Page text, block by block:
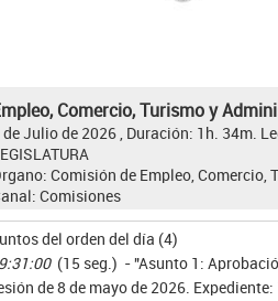
Comercio, Turismo y
de Julio de 2026 , Duración: 1h. 34m.
Comisión de Empleo,
Comisiones
del orden del día (4)
(15 seg.) - "Asunto 1:
de 8 de mayo de 2026.